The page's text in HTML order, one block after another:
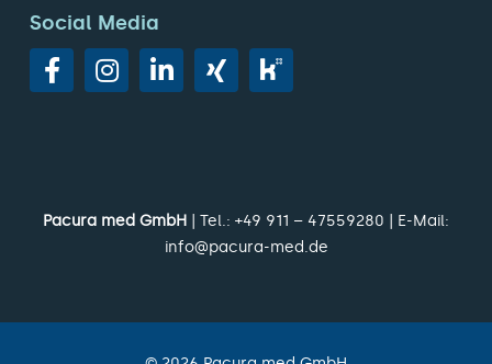
Social Media
Pacura med GmbH | Tel.: +49 911 – 47559280 | E-Mail:
info@pacura-med.de